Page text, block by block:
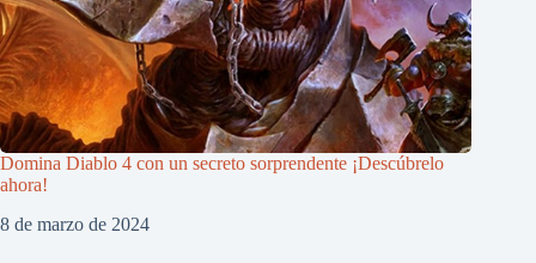
Domina Diablo 4 con un secreto sorprendente ¡Descúbrelo
ahora!
8 de marzo de 2024